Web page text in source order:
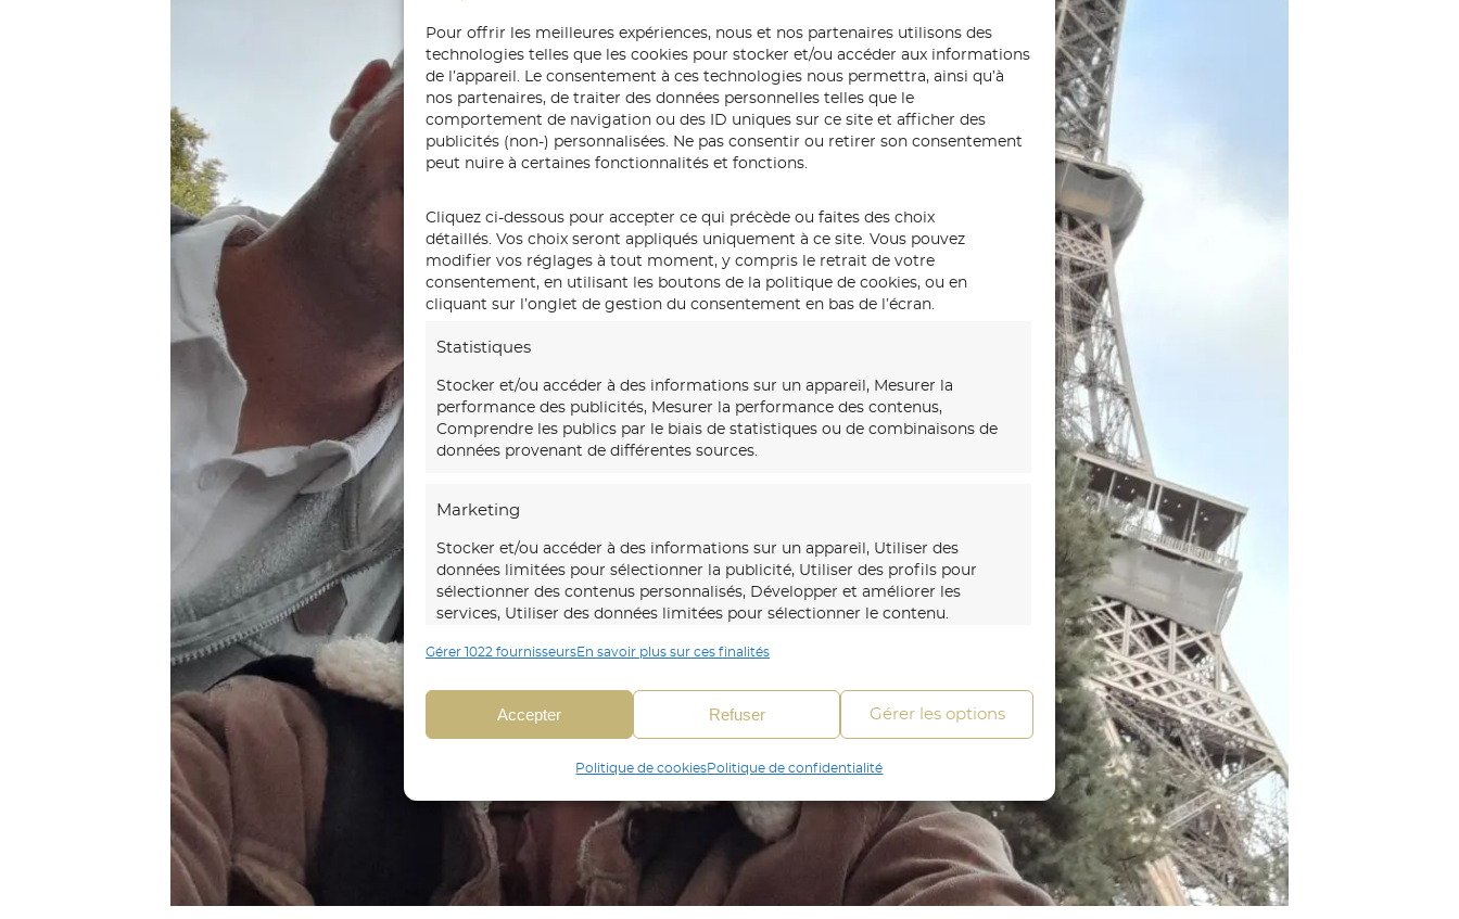
Pour offrir les meilleures expériences, nous et nos partenaires utilisons des
technologies telles que les cookies pour stocker et/ou accéder aux informations
de l’appareil. Le consentement à ces technologies nous permettra, ainsi qu’à
nos partenaires, de traiter des données personnelles telles que le
comportement de navigation ou des ID uniques sur ce site et afficher des
publicités (non-) personnalisées. Ne pas consentir ou retirer son consentement
peut nuire à certaines fonctionnalités et fonctions.
Cliquez ci-dessous pour accepter ce qui précède ou faites des choix
détaillés. Vos choix seront appliqués uniquement à ce site. Vous pouvez
modifier vos réglages à tout moment, y compris le retrait de votre
consentement, en utilisant les boutons de la politique de cookies, ou en
cliquant sur l’onglet de gestion du consentement en bas de l’écran.
Statistiques
Stocker et/ou accéder à des informations sur un appareil, Mesurer la
performance des publicités, Mesurer la performance des contenus,
Comprendre les publics par le biais de statistiques ou de combinaisons de
données provenant de différentes sources.
Marketing
Stocker et/ou accéder à des informations sur un appareil, Utiliser des
données limitées pour sélectionner la publicité, Utiliser des profils pour
sélectionner des contenus personnalisés, Développer et améliorer les
services, Utiliser des données limitées pour sélectionner le contenu.
Mettre en correspondance et combiner des données à partir
d’autres sources de données, Relier différents appareils,
transmises automatiquement.
Identifier les appareils à partir des informations demandées
explicitement.
Gérer 1022 fournisseursEn savoir plus sur ces finalités
Accepter Refuser Gérer les options
Politique de cookiesPolitique de confidentialité